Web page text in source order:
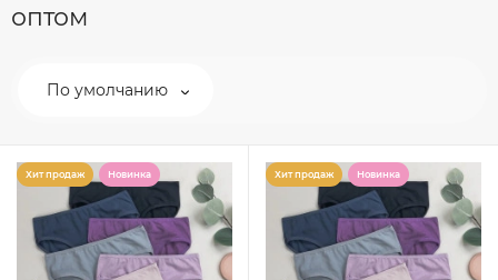
оптом
По умолчанию
Хит продаж Новинка Хит продаж Новинка